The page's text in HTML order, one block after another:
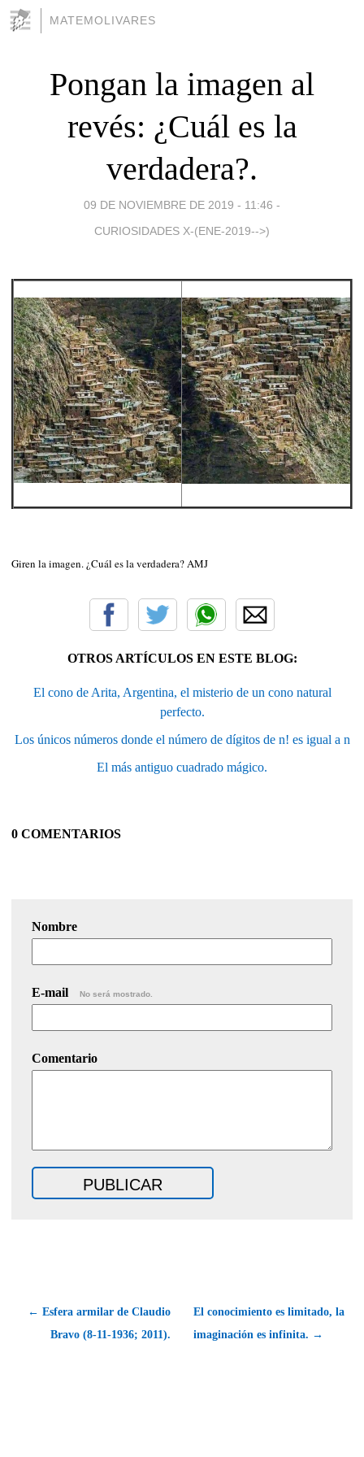
MATEMOLIVARES
Pongan la imagen al
revés: ¿Cuál es la
verdadera?.
09 DE NOVIEMBRE DE 2019 - 11:46 -
CURIOSIDADES X-(ENE-2019-->)
Giren la imagen. ¿Cuál es la verdadera? AMJ
OTROS ARTÍCULOS EN ESTE BLOG:
El cono de Arita, Argentina, el misterio de un cono natural
perfecto.
Los únicos números donde el número de dígitos de n! es igual a n
El más antiguo cuadrado mágico.
0 COMENTARIOS
Nombre
E-mail No será mostrado.
Comentario
← Esfera armilar de Claudio
Bravo (8-11-1936; 2011).
El conocimiento es limitado, la
imaginación es infinita. →